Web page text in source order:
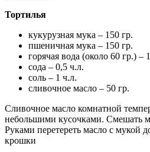
Тортилья
кукурузная мука – 150 гр.
пшеничная мука – 150 гр.
горячая вода (около 60 гр.) –
сода – 0,5 ч.л.
соль – 1 ч.л.
сливочное масло – 50 гр.
Сливочное масло комнатной
небольшими кусочками. Смешать
Руками перетереть масло с мукой
крошки